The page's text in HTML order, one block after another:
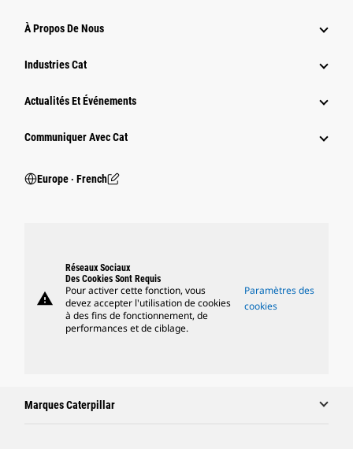
À Propos De Nous
Industries Cat
Actualités Et Événements
Communiquer Avec Cat
Europe ‧ French
warning
Réseaux Sociaux
Des Cookies Sont Requis
Pour activer cette fonction, vous
devez accepter l'utilisation de cookies
à des fins de fonctionnement, de
performances et de ciblage.
Paramètres des
cookies
Marques Caterpillar